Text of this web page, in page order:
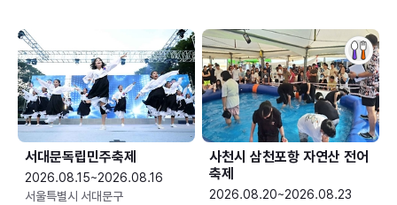
서대문독립민주축제
2026.08.15~2026.08.16
서울특별시 서대문구
사천시 삼천포항 자연산 전어
축제
2026.08.20~2026.08.23